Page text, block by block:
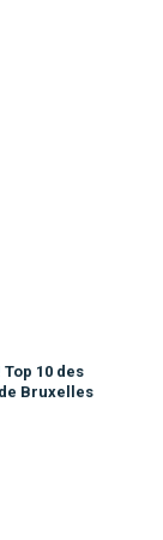
Top 10 des
Bruxelles